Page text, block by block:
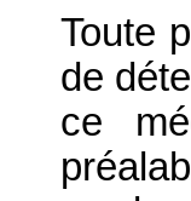
Toute
de
ce